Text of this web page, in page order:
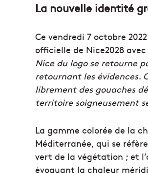
La nouvelle identité
Ce vendredi 7 octobre
officielle de Nice2028
Nice du logo se retourne
retournant les évidences.
librement des gouaches
territoire soigneusement
La gamme colorée de la
Méditerranée, qui se
vert de la végétation ; et
évoquant la chaleur